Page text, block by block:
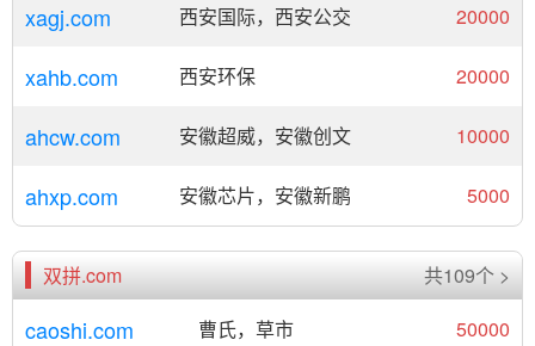
xagj.com 西安国际，西安公交 20000
xahb.com 西安环保 20000
ahcw.com 安徽超威，安徽创文 10000
ahxp.com 安徽芯片，安徽新鹏 5000
双拼.com 共109个 >
caoshi.com 曹氏，草市 50000